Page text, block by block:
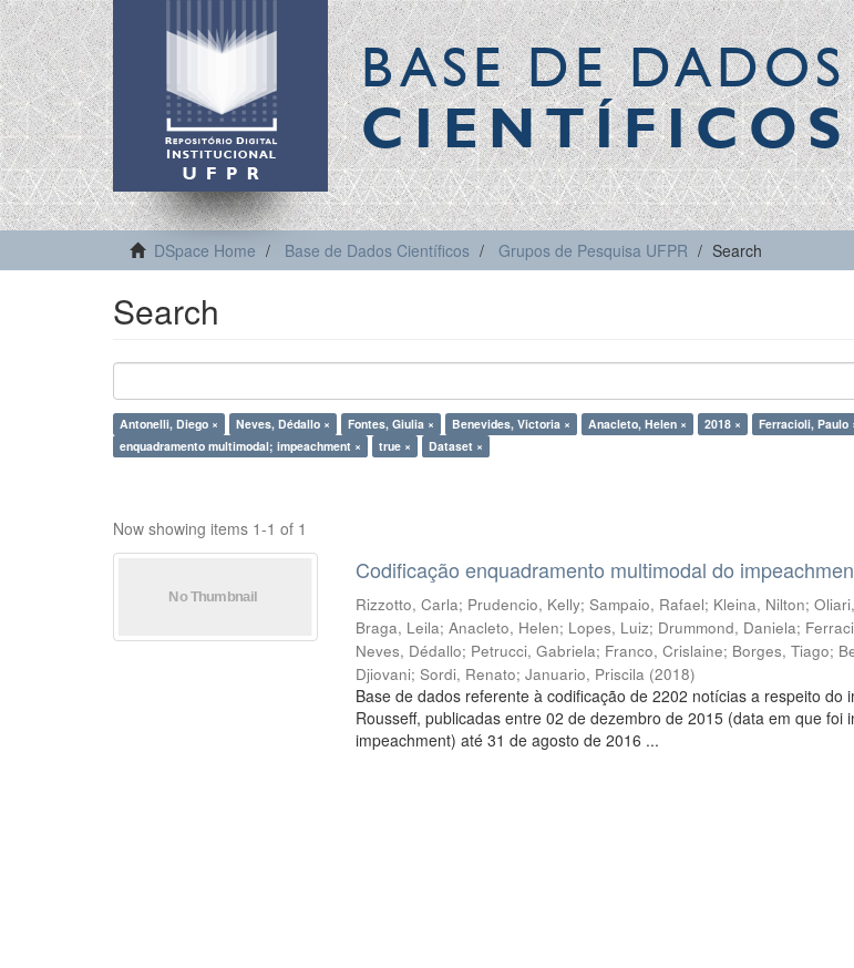
BASE DE DADOS
CIENTÍFICOS
DSpace Home Base de Dados Científicos Grupos de Pesquisa UFPR Search
Search
Antonelli, Diego × Neves, Dédallo × Fontes, Giulia × Benevides, Victoria × Anacleto, Helen × 2018 ×
Ferracioli, Paulo
enquadramento multimodal; impeachment ×
true × Dataset ×
Now showing items 1-1 of 1
Codificação enquadramento multimodal do
Rizzotto, Carla; Prudencio, Kelly;Sampaio, Rafael; Kleina, Nilton;
Braga, Leila;Anacleto, Helen; Lopes, Luiz; Drummond, Daniela;
Neves, Dédallo; Petrucci, Gabriela; Franco, Crislaine; Borges, Tiago;
Djiovani;Sordi, Renato;Januario, Priscila (2018)
Base de dados referente à codificação de 2202 notícias a respeito do
Rousseff, publicadas entre 02 de dezembro de 2015 (data em que foi
impeachment) até 31 de agosto de 2016 ...